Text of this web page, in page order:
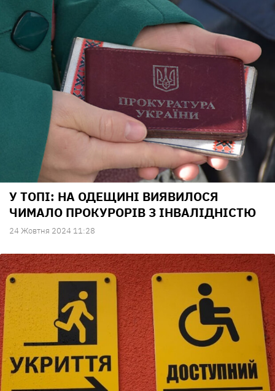
У ТОПІ: НА ОДЕЩИНІ ВИЯВИЛОСЯ
ЧИМАЛО ПРОКУРОРІВ З ІНВАЛІДНІСТЮ
24 Жовтня 2024 11:28